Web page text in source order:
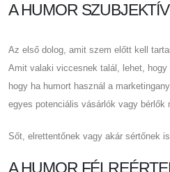
A HUMOR SZUBJEKTÍV
Az első dolog, amit szem előtt kell
Amit valaki viccesnek talál, lehet,
hogy ha humort használ a
egyes potenciális vásárlók vagy bérlők
Sőt, elrettentőnek vagy akár sértőnek
A HUMOR